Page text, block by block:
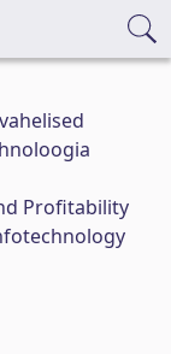
Profitability